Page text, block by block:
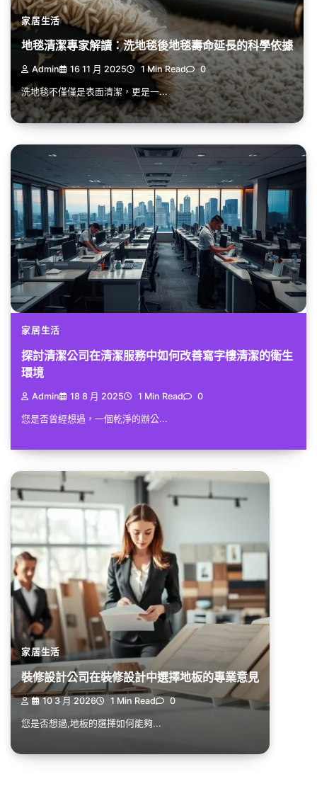
家居生活
地毯清潔專家解讀：洗地毯後地毯壽命延長的科學依據
Admin 16 11 月 2025 1 Min Read 0
洗地毯不僅僅是表面清潔，更是一...
家居生活
探討清潔公司在清潔服務中如何改善寫字樓清潔的衛生
環境
Admin 18 8 月 2025 1 Min Read 0
您是否曾經想過，一個乾淨的辦公...
家居生活
裝修設計公司在裝修設計中選擇地板的專業意見
10 3 月 2026 1 Min Read 0
您是否想過,地板的選擇如何能夠...